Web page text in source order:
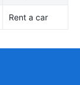
Rent a car